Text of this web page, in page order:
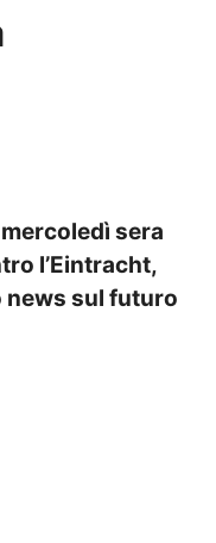
sera
l’Eintracht,
news sul futuro